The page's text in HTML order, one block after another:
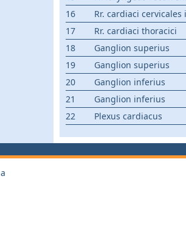
16
Rr. cardiaci
17
Rr. cardiaci thoracici
18
Ganglion superius
19
Ganglion superius
20
Ganglion inferius
21
Ganglion inferius
22
Plexus cardiacus